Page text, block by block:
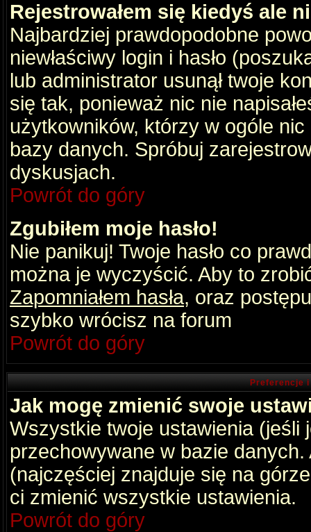
Rejestrowałem się kiedyś ale
Najbardziej prawdopodobne
niewłaściwy login i hasło
lub administrator usunął twoje
się tak, ponieważ nic nie
użytkowników, którzy w ogóle
bazy danych. Spróbuj
dyskusjach.
Powrót do góry
Zgubiłem moje hasło!
Nie panikuj! Twoje hasło co
można je wyczyścić. Aby to
Zapomniałem hasła, oraz
szybko wrócisz na forum
Powrót do góry
Preferencje
Jak mogę zmienić swoje
Wszystkie twoje ustawienia (jeśli
przechowywane w bazie
(najczęściej znajduje się na
ci zmienić wszystkie ustawienia.
Powrót do góry